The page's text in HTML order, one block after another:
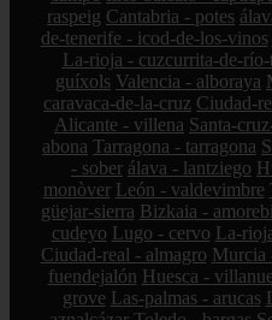
raspeig Cantabria - potes
de-tenerife - icod-de-los-vinos
La-rioja - cuzcurrita-de-
guíxols Valencia - alboraya
caravaca-de-la-cruz Ciudad-
Alicante - villena Santa-
abona Tarragona - tarragona
- sober álava - lantziego
monòver León - valdevimbre
güejar-sierra Bizkaia -
cudeyo Lugo - cervo La-
Ciudad-real - almagro Murcia
fuendejalón Huesca -
grove Las-palmas - arucas